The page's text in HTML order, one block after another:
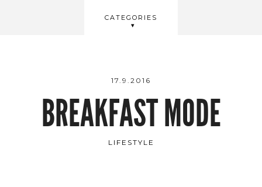
CATEGORIES
BEAUTY
17.9.2016
BREAKFAST MODE
LIFESTYLE